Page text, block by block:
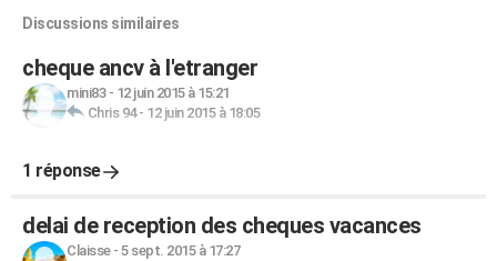
Discussions similaires
cheque ancv à l'etranger
mini83- 12 juin 2015 à 15:21
Chris 94- 12 juin 2015 à 18:05
1 réponse
delai de reception des cheques vacances
Claisse- 5 sept. 2015 à 17:27